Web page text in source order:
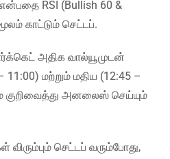
RSI (Bullish 60 &
காட்டும் செட்டப்.
அதிக வால்யூமுடன்
மற்றும் மதிய (12:45 –
குறிவைத்து அனலைஸ் செய்யும்
விரும்பும் செட்டப் வரும்போது,